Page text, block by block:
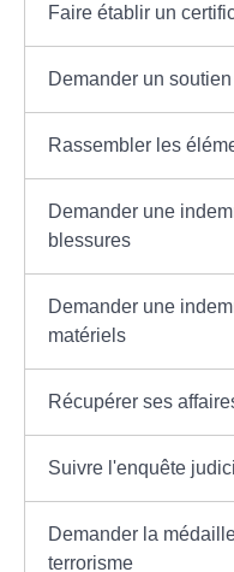
Faire établir un
Demander un
Rassembler les
Demander une
blessures
Demander une
matériels
Récupérer ses
Suivre l'enquête
Demander la
terrorisme